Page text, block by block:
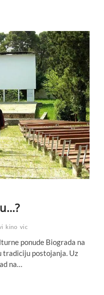
kino vic
ponude Biograda na
tradiciju postojanja. Uz
na…